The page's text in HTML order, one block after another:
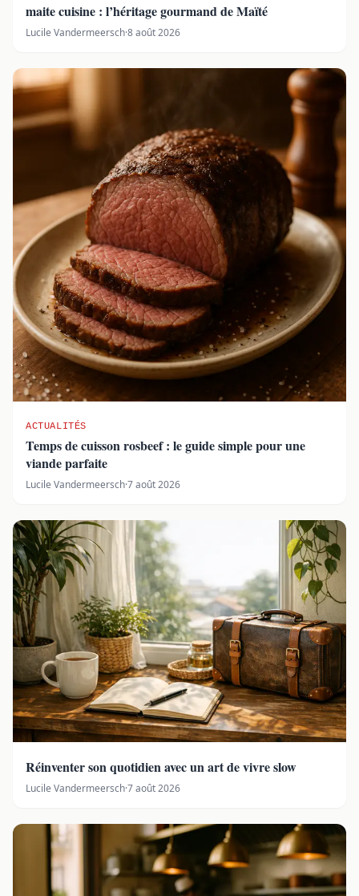
maite cuisine : l’héritage gourmand de Maïté
Lucile Vandermeersch·8 août 2026
ACTUALITÉS
Temps de cuisson rosbeef : le guide simple pour une
viande parfaite
Lucile Vandermeersch·7 août 2026
Réinventer son quotidien avec un art de vivre slow
Lucile Vandermeersch·7 août 2026